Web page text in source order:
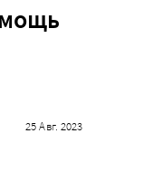
25 Авг. 2023